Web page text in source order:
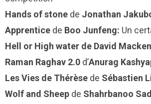
Hands of stone de Jonathan
Apprentice de Boo Junfeng: Un
Hell or High water de David
Raman Raghav 2.0 d’Anurag
Les Vies de Thérèse de Sébastien
Wolf and Sheep de Shahrbanoo